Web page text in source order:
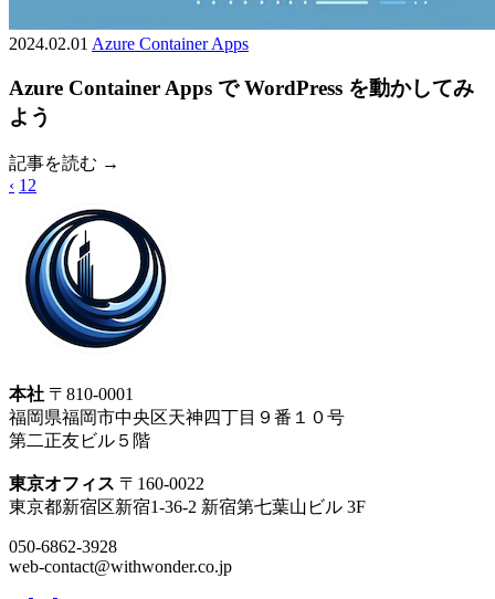
2024.02.01 Azure Container Apps
Azure Container Apps で WordPress を動かしてみ
よう
記事を読む →
‹ 1 2
本社 〒810-0001
福岡県福岡市中央区天神四丁目９番１０号
第二正友ビル５階
東京オフィス 〒160-0022
東京都新宿区新宿1-36-2 新宿第七葉山ビル 3F
050-6862-3928
web-contact@withwonder.co.jp